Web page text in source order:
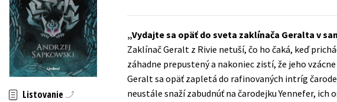
🏷️ Zlacnené knihy
⚔️ Zaklínač na CD
🔖Outlet knihy
Ezoterika a duchovný svet
História a military
Humanitné a spoločenské vedy
Počítače
Poézia
Listovanie
Vydajte sa opäť do sveta zaklínača Geralta v
Zaklínač Geralt z Rivie netuší, čo ho čaká, keď
záhadne prepustený a nakoniec zistí, že jeho
Geralt sa opäť zapletá do rafinovaných intríg
neustále snaží zabudnúť na čarodejku Yennefer, ich